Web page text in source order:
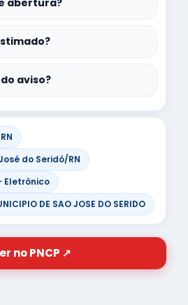
abertura?
aviso?
do Seridó/RN
Eletrônico
DE SAO JOSE DO SERIDO
no PNCP ↗